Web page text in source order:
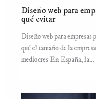
Diseño web para
qué evitar
Diseño web para
qué el tamaño de la
mediocres En España, la…